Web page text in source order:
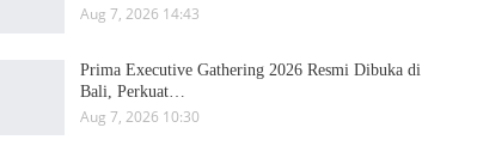
Aug 7, 2026 14:43
Prima Executive Gathering 2026 Resmi Dibuka di
Bali, Perkuat…
Aug 7, 2026 10:30